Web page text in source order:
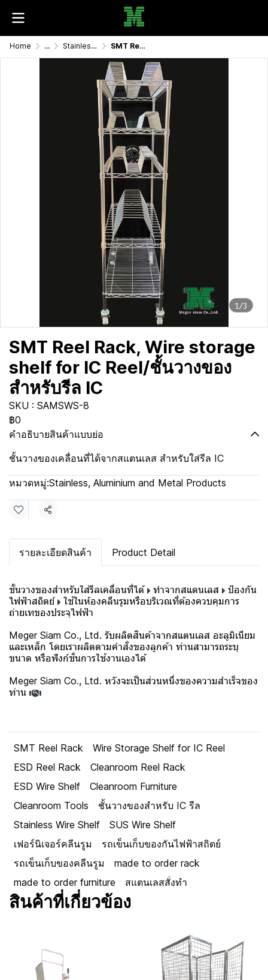
Home ... Stainless, Aluminium and Metal Products SMT Reel Rack, Wire storage shelf for IC Reel/ชั้นวางของสำหรับรีล IC
1/3
SMT Reel Rack, Wire storage
shelf for IC Reel/ชั้นวางของ
สำหรับรีล IC
SKU : SAMSWS-8
฿0
คำอธิบายสินค้าแบบย่อ
ชั้นวางของเคลื่อนที่ได้จากสแตนเลส สำหรับใส่รีล IC
หมวดหมู่:Stainless, Aluminium and Metal Products
แชร์
รายละเอียดสินค้า Product Detail
ชั้นวางของสำหรับใส่รีลเคลื่อนที่ได้ ทำจากสแตนเลส
ป้องกัน
ไฟฟ้าสถิตย์
ใช้ในห้องคลีนรูมหรือบริเวณที่ต้องควบคุมการ
ถ่ายเทของประจุไฟฟ้า
Meger Siam Co., Ltd. รับผลิตสินค้าจากสแตนเลส อะลูมิเนียม
และเหล็ก โดยเราผลิตตามคำสั่งของลูกค้า ท่านสามารถระบุ
ขนาด หรือฟังก์ชั่นการใช้งานเองได้
Meger Siam Co., Ltd. หวังจะเป็นส่วนหนึ่งของความสำเร็จของ
ท่าน
SMT Reel Rack
Wire Storage Shelf for IC Reel
ESD Reel Rack
Cleanroom Reel Rack
ESD Wire Shelf
Cleanroom Furniture
Cleanroom Tools
ชั้นวางของสำหรับ IC รีล
Stainless Wire Shelf
SUS Wire Shelf
เฟอร์นิเจอร์คลีนรูม
รถเข็นเก็บของกันไฟฟ้าสถิตย์
รถเข็นเก็บของคลีนรูม
made to order rack
made to order furniture
สแตนเลสสั่งทำ
สินค้าที่เกี่ยวข้อง